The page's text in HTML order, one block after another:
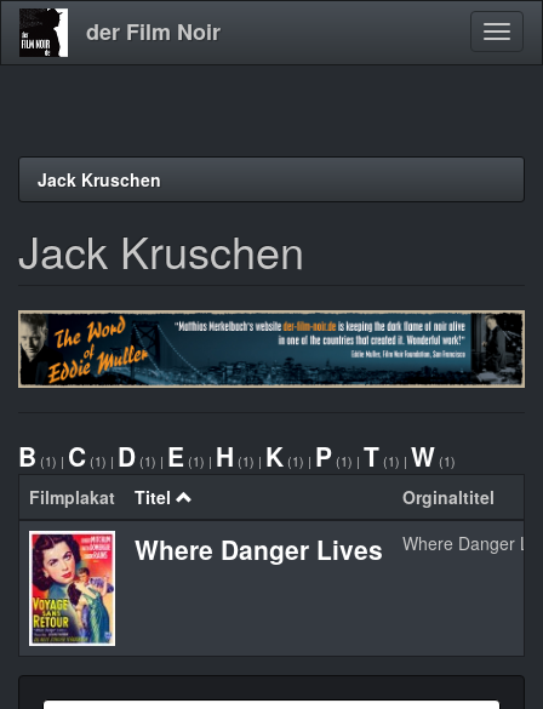
Direkt
der Film Noir
Jack Kruschen
Jack Kruschen
B (1) | C (1) | D (1) | E (1) | H (1) | K (1) | P (1) | T (1) | W (1)
Filmplakat Titel Orginaltitel
Where Danger Lives Where Danger